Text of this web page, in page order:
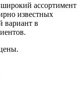
ассортимент
известных
вариант в